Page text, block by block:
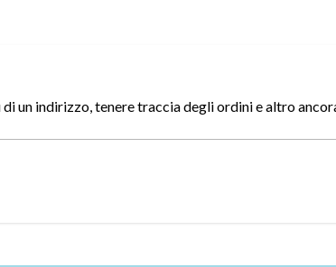
un indirizzo, tenere traccia degli ordini e altro